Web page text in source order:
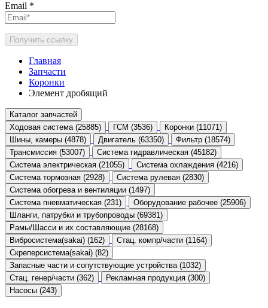
Email *
Получить ссылку
Главная
Запчасти
Коронки
Элемент дробящий
Каталог запчастей
Ходовая система (25885)
ГСМ (3536)
Коронки (11071)
Шины, камеры (4878)
Двигатель (63350)
Фильтр (18574)
Трансмиссия (53007)
Система гидравлическая (45182)
Система электрическая (21055)
Система охлаждения (4216)
Система тормозная (2928)
Система рулевая (2830)
Система обогрева и вентиляции (1497)
Система пневматическая (231)
Оборудование рабочее (25906)
Шланги, патрубки и трубопроводы (69381)
Рамы/Шасси и их составляющие (28168)
Вибросистема(sakai) (162)
Стац. компр/части (1164)
Скреперсистема(sakai) (82)
Запасные части и сопутствующие устройства (1032)
Стац. генер/части (362)
Рекламная продукция (300)
Насосы (243)